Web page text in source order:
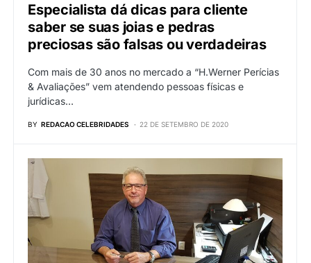
Especialista dá dicas para cliente
saber se suas joias e pedras
preciosas são falsas ou verdadeiras
Com mais de 30 anos no mercado a “H.Werner Perícias
& Avaliações” vem atendendo pessoas físicas e
jurídicas…
BY REDACAO CELEBRIDADES 22 DE SETEMBRO DE 2020